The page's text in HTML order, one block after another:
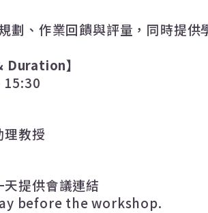
劃、作業回饋與評量，同時提
Duration】
理教授
提供會議連結
before the workshop.